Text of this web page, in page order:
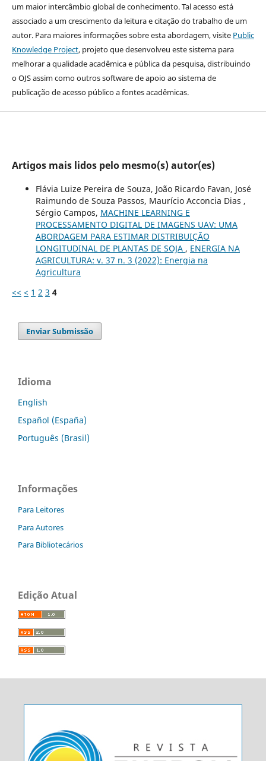
um maior intercâmbio global de conhecimento. Tal acesso está
associado a um crescimento da leitura e citação do trabalho de um
autor. Para maiores informações sobre esta abordagem, visite Public
Knowledge Project, projeto que desenvolveu este sistema para
melhorar a qualidade acadêmica e pública da pesquisa, distribuindo
o OJS assim como outros software de apoio ao sistema de
publicação de acesso público a fontes acadêmicas.
Artigos mais lidos pelo mesmo(s) autor(es)
Flávia Luize Pereira de Souza, João Ricardo Favan, José
Raimundo de Souza Passos, Maurício Acconcia Dias ,
Sérgio Campos, MACHINE LEARNING E
PROCESSAMENTO DIGITAL DE IMAGENS UAV: UMA
ABORDAGEM PARA ESTIMAR DISTRIBUIÇÃO
LONGITUDINAL DE PLANTAS DE SOJA , ENERGIA NA
AGRICULTURA: v. 37 n. 3 (2022): Energia na
Agricultura
<< < 1 2 3 4
Enviar Submissão
Idioma
English
Español (España)
Português (Brasil)
Informações
Para Leitores
Para Autores
Para Bibliotecários
Edição Atual